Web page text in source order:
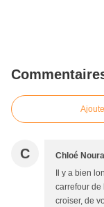
C Chloé Noura
Il y a bien
carrefour de
croiser, de